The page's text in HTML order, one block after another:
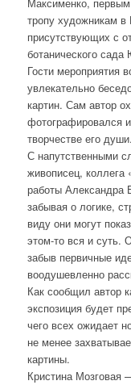
тропу художникам
присутствующих с
ботанического
Гости мероприятия
увлекательно
картин. Сам автор
фотографировался
творчестве его души.
С напутственными
живописец, коллега
работы Александра
забывая о логике,
виду они могут
этом-то вся и суть.
забыв первичные
воодушевленно
Как сообщил автор
экспозиция будет
чего всех ожидает
не менее
картины.
Кристина Мозговая